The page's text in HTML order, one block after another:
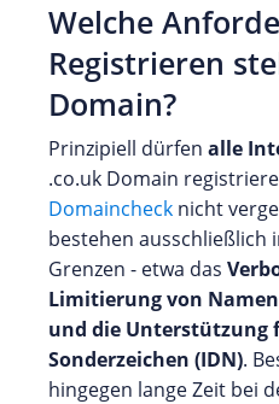
Welche
Registrieren
Domain?
Prinzipiell dürfen alle
.co.uk Domain
Domaincheck nicht
bestehen ausschließlich
Grenzen - etwa das
Limitierung von
und die
Sonderzeichen (IDN).
hingegen lange Zeit bei